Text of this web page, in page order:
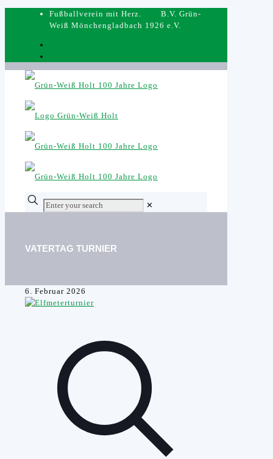
Fußballverein mit Herz. B.V. Grün-
Weiß Mönchengladbach 1926 e.V.
✕
VATERTAG TURNIER
6. Februar 2026